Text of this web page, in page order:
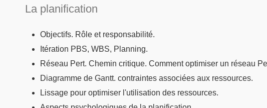
La planification
Objectifs. Rôle et responsabilité.
Itération PBS, WBS, Planning.
Réseau Pert. Chemin critique. Comment optimiser un réseau
Diagramme de Gantt. contraintes associées aux ressources.
Lissage pour optimiser l'utilisation des ressources.